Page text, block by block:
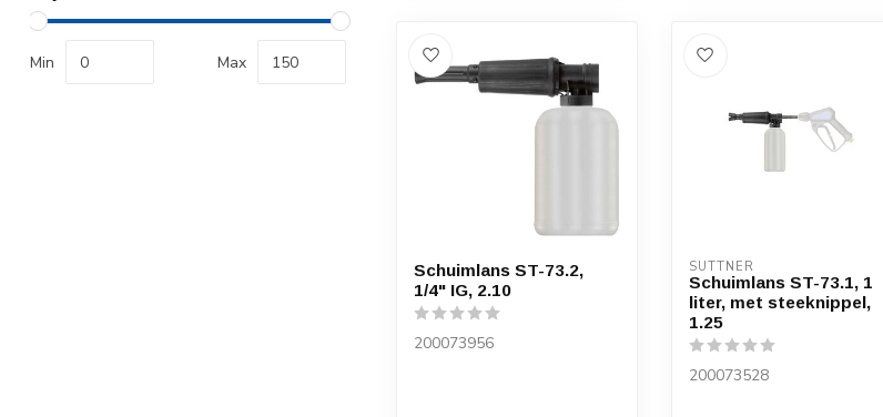
Min Max
Schuimlans ST-73.2,
1/4" IG, 2.10
200073956
SUTTNER
Schuimlans ST-73.1, 1
liter, met steeknippel,
1.25
200073528